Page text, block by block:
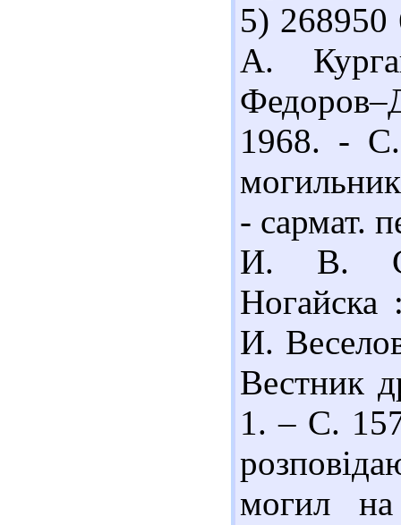
5)
А.
1968. -
- сармат.
И. В.
И.
Вестник
1. – С.
могил на